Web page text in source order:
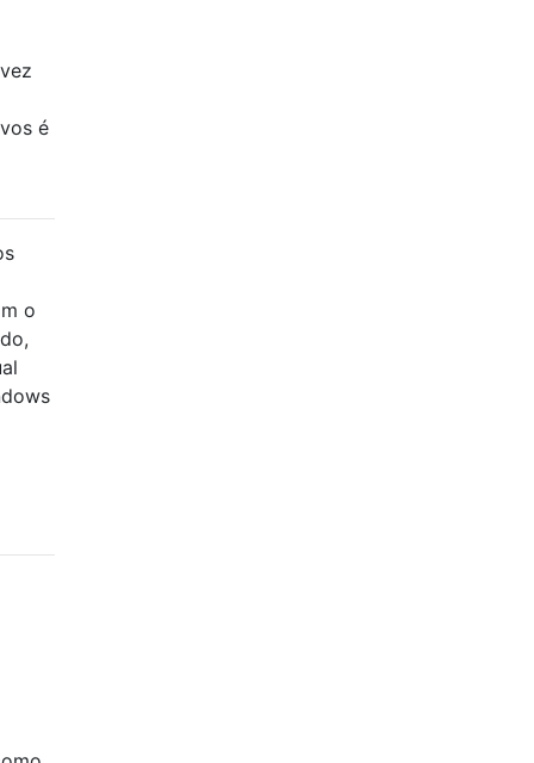
é
o